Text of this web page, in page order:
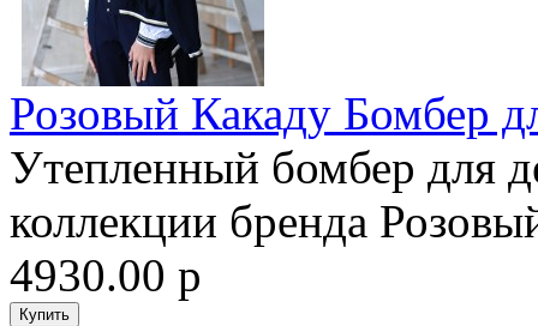
Розовый Какаду Бомбер
Утепленный бомбер для
коллекции бренда
4930.00 р